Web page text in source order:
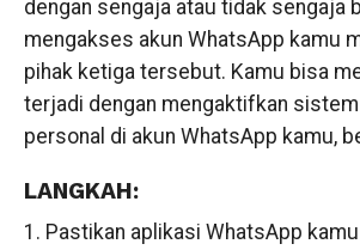
dengan sengaja atau tidak sengaja
mengakses akun WhatsApp kamu
pihak ketiga tersebut. Kamu bisa
terjadi dengan mengaktifkan
personal di akun WhatsApp kamu,
LANGKAH:
1. Pastikan aplikasi WhatsApp